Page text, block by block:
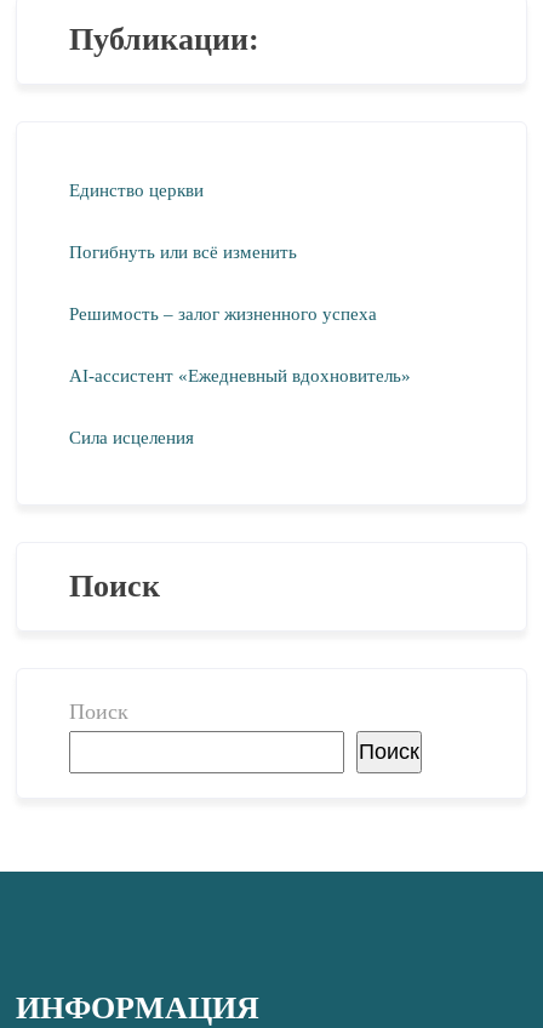
Публикации:
Единство церкви
Погибнуть или всё изменить
Решимость – залог жизненного успеха
AI-ассистент «Ежедневный вдохновитель»
Сила исцеления
Поиск
Поиск
Поиск
ИНФОРМАЦИЯ